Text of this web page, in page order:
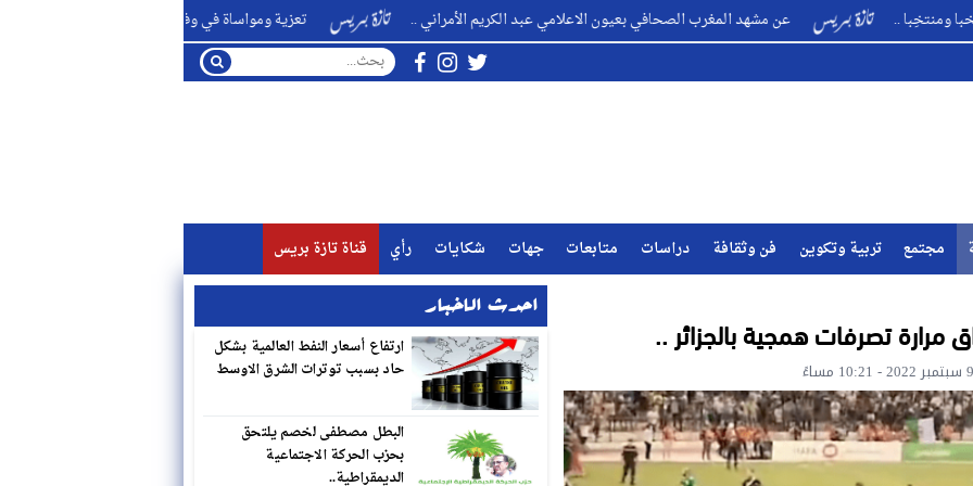
.. عن مشهد المغرب الصحافي بعيون الاعلامي عبد الكريم الأمراني ..
تعزية ومواساة في وفاة اخت القائد الشريف عبد الغني الوزاني ..
مجتمع تربية وتكوين فن وثقافة دراسات متابعات جهات شكايات رأي
قناة تازة بريس
مرارة تصرفات همجية بالجزائر ..
احدث الاخبار
ارتفاع أسعار النفط العالمية بشكل
حاد بسبب توترات الشرق الاوسط
البطل مصطفى لخصم يلتحق
بحزب الحركة الاجتماعية
الديمقراطية..